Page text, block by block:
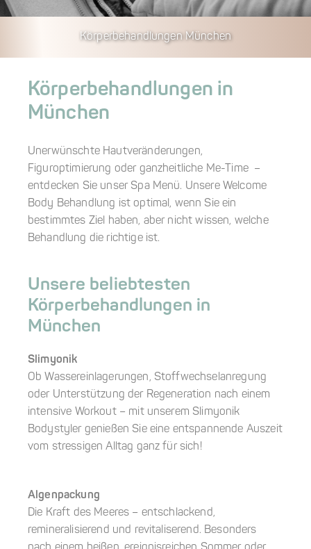
Körperbehandlungen München
Körperbehandlungen in
München
Unerwünschte Hautveränderungen,
Figuroptimierung oder ganzheitliche Me-Time –
entdecken Sie unser Spa Menü. Unsere Welcome
Body Behandlung ist optimal, wenn Sie ein
bestimmtes Ziel haben, aber nicht wissen, welche
Behandlung die richtige ist.
Unsere beliebtesten
Körperbehandlungen in
München
Slimyonik
Ob Wassereinlagerungen, Stoffwechselanregung
oder Unterstützung der Regeneration nach einem
intensive Workout – mit unserem Slimyonik
Bodystyler genießen Sie eine entspannende Auszeit
vom stressigen Alltag ganz für sich!
Algenpackung
Die Kraft des Meeres – entschlackend,
remineralisierend und revitaliserend. Besonders